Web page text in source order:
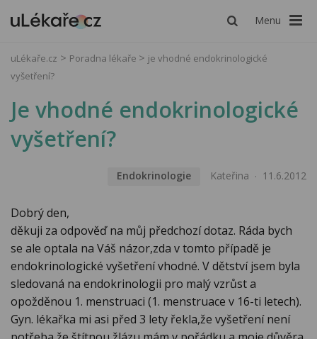
Menu
uLékaře.cz Poradna lékaře
je vhodné endokrinologické
vyšetření?
Je vhodné endokrinologické
vyšetření?
Endokrinologie Kateřina 11.6.2012
Dobrý den,
děkuji za odpověď na můj předchozí dotaz. Ráda bych
se ale optala na Váš názor,zda v tomto případě je
endokrinologické vyšetření vhodné. V dětství jsem byla
sledovaná na endokrinologii pro malý vzrůst a
opožděnou 1. menstruaci (1. menstruace v 16-ti letech).
Gyn. lékařka mi asi před 3 lety řekla,že vyšetření není